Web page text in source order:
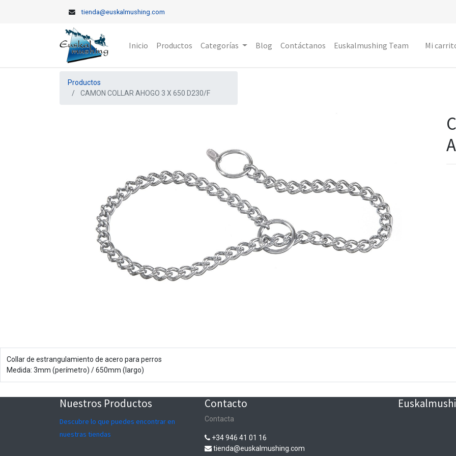
tienda@euskalmushing.com
Inicio Productos Categorías Blog Contáctanos Euskalmushing Team Mi
Productos
CAMON COLLAR AHOGO 3 X 650 D230/F
Collar de estrangulamiento de acero para perros
Medida: 3mm (perímetro) / 650mm (largo)
Nuestros Productos
Descubre lo que puedes encontrar en
nuestras tiendas
Contacto
Contacta
+34 946 41 01 16
tienda@euskalmushing.com